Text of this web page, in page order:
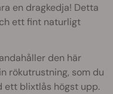
en dragkedja! Detta
ett fint naturligt
den här
rökutrustning, som du
ett blixtlås högst upp.